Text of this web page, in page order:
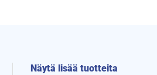
Näytä lisää tuotteita